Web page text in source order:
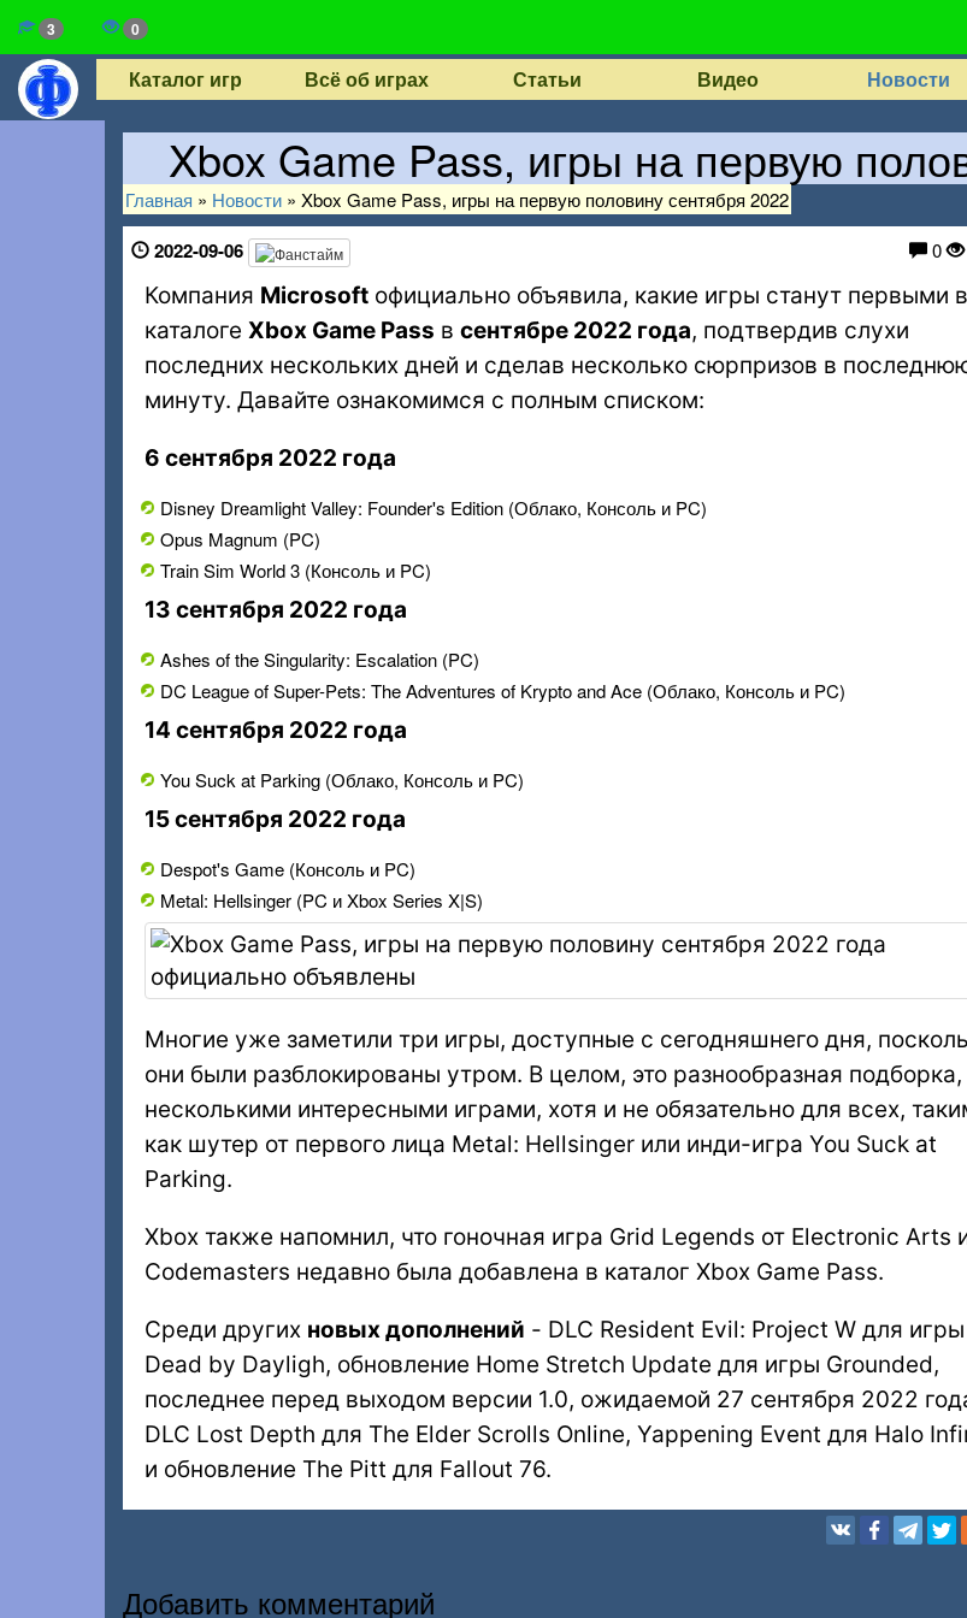
3 0
Каталог игр Всё об играх Статьи Видео Новости
Xbox Game Pass, игры на первую
Главная » Новости » Xbox Game Pass, игры на первую половину сентября 2022
2022-09-06 0
Компания Microsoft официально объявила, какие игры станут первыми в
каталоге Xbox Game Pass в сентябре 2022 года, подтвердив слухи
последних нескольких дней и сделав несколько сюрпризов в
минуту. Давайте ознакомимся с полным списком:
6 сентября 2022 года
Disney Dreamlight Valley: Founder's Edition (Облако, Консоль и PC)
Opus Magnum (PC)
Train Sim World 3 (Консоль и PC)
13 сентября 2022 года
Ashes of the Singularity: Escalation (PC)
DC League of Super-Pets: The Adventures of Krypto and Ace (Облако, Консоль и PC)
14 сентября 2022 года
You Suck at Parking (Облако, Консоль и PC)
15 сентября 2022 года
Despot's Game (Консоль и PC)
Metal: Hellsinger (PC и Xbox Series X|S)
Многие уже заметили три игры, доступные с сегодняшнего дня,
они были разблокированы утром. В целом, это разнообразная подборка,
несколькими интересными играми, хотя и не обязательно для всех,
как шутер от первого лица Metal: Hellsinger или инди-игра You Suck at
Parking.
Xbox также напомнил, что гоночная игра Grid Legends от Electronic Arts
Codemasters недавно была добавлена в каталог Xbox Game Pass.
Среди других новых дополнений - DLC Resident Evil: Project W для игры
Dead by Dayligh, обновление Home Stretch Update для игры Grounded,
последнее перед выходом версии 1.0, ожидаемой 27 сентября 2022
DLC Lost Depth для The Elder Scrolls Online, Yappening Event для Halo
и обновление The Pitt для Fallout 76.
Добавить комментарий